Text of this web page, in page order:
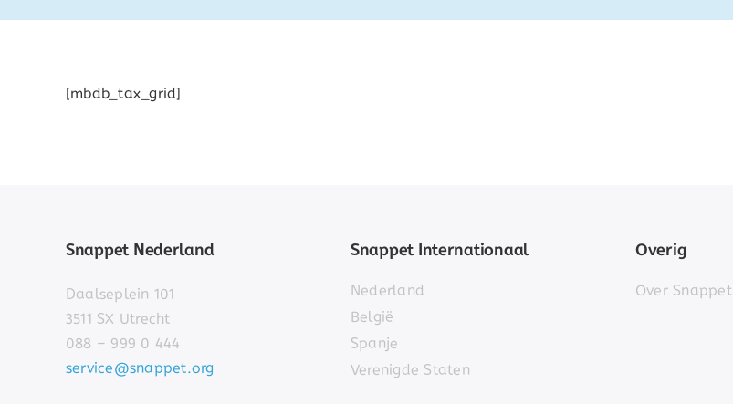
[mbdb_tax_grid]
Snappet Nederland
Daalseplein 101
3511 SX Utrecht
088 – 999 0 444
service@snappet.org
Snappet Internationaal
Nederland
België
Spanje
Verenigde Staten
Overig
Over Snappet